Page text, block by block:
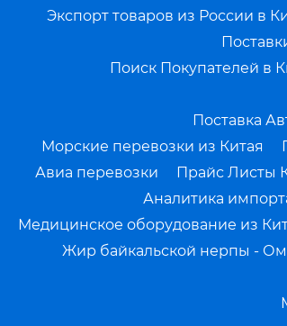
Экспорт товаров из России в
Поиск Покупателей в
Поставка
Морские перевозки из Китая
Авиа перевозки
Прайс Листы
Аналитика
Медицинское оборудование из
Жир байкальской нерпы -